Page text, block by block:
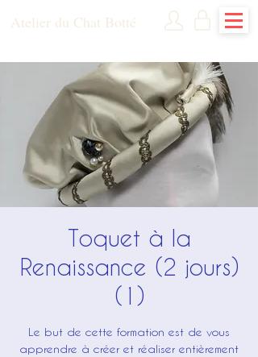
Atelier du Chat Botté
Toquet à la
Renaissance (2 jours)
(1)
Le but de cette formation est de vous
apprendre à créer et réaliser entièrement